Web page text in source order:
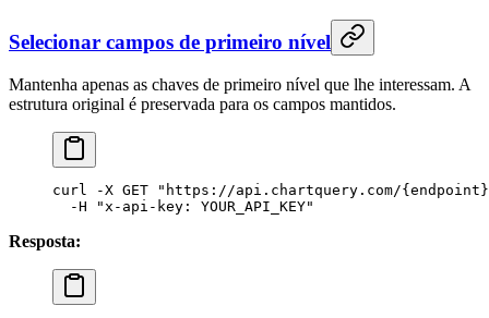
Selecionar campos de primeiro nível
Mantenha apenas as chaves de primeiro nível que lhe interessam. A
estrutura original é preservada para os campos mantidos.
curl -X GET "https://api.chartquery.com/
  -H
"x-api-key: YOUR_API_KEY"
Resposta: